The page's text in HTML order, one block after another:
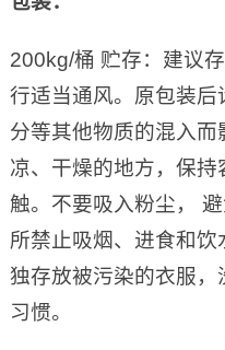
200kg/桶 贮存：建议
行适当通风。原包装
分等其他物质的混入而
凉、干燥的地方，保
触。不要吸入粉尘，
所禁止吸烟、进食和
独存放被污染的衣服
习惯。